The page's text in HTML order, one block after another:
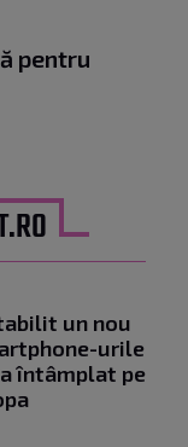
pentru
un nou
urile
întâmplat pe